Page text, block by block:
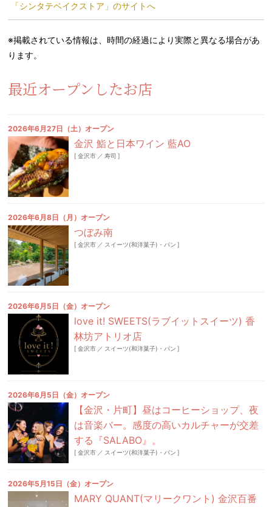
「シンタテベイクストア」のサイトへ
※掲載されている情報は、時間の経過により実際と異なる場合があ
ります。
最近オープンしたお店
2026年6月27日（土）オープン
金沢 鮨と日本ワイン 藍AO
[金沢市 ／ 寿司 ]
2026年6月8日（月）オープン
つぼみ南
[金沢市 ／ スイーツ(和洋菓子)・パン ]
2026年6月5日（金）オープン
love it! SWEETS(ラブイットスイーツ) 香
林坊アトリオ店
[金沢市 ／ スイーツ(和洋菓子)・パン ]
2026年6月5日（金）オープン
【金沢・片町】昼はコーヒーショップ、夜
は音楽バー。感度の高いカルチャーが交差
する『SALABO』。
[金沢市 ／ スイーツ(和洋菓子)・パン ]
2026年5月15日（金）オープン
MARY QUANT(マリークワント) 金沢百番